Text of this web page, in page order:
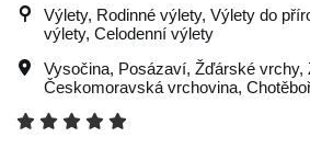
Výlety, Rodinné výlety, Výlety do
výlety, Celodenní výlety
Vysočina, Posázaví, Žďárské vrchy,
Českomoravská vrchovina,